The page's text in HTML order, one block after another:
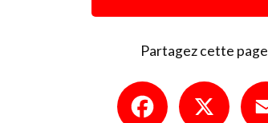
Partagez cette page
Facebook